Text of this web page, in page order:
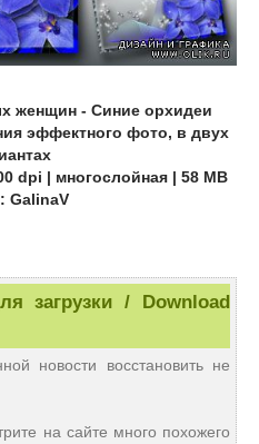
женщин - Синие орхидеи
эффектного фото, в двух
dpi | многослойная | 58 MB
GalinaV
загрузки / Download
новости восстановить не
на сайте много похожего